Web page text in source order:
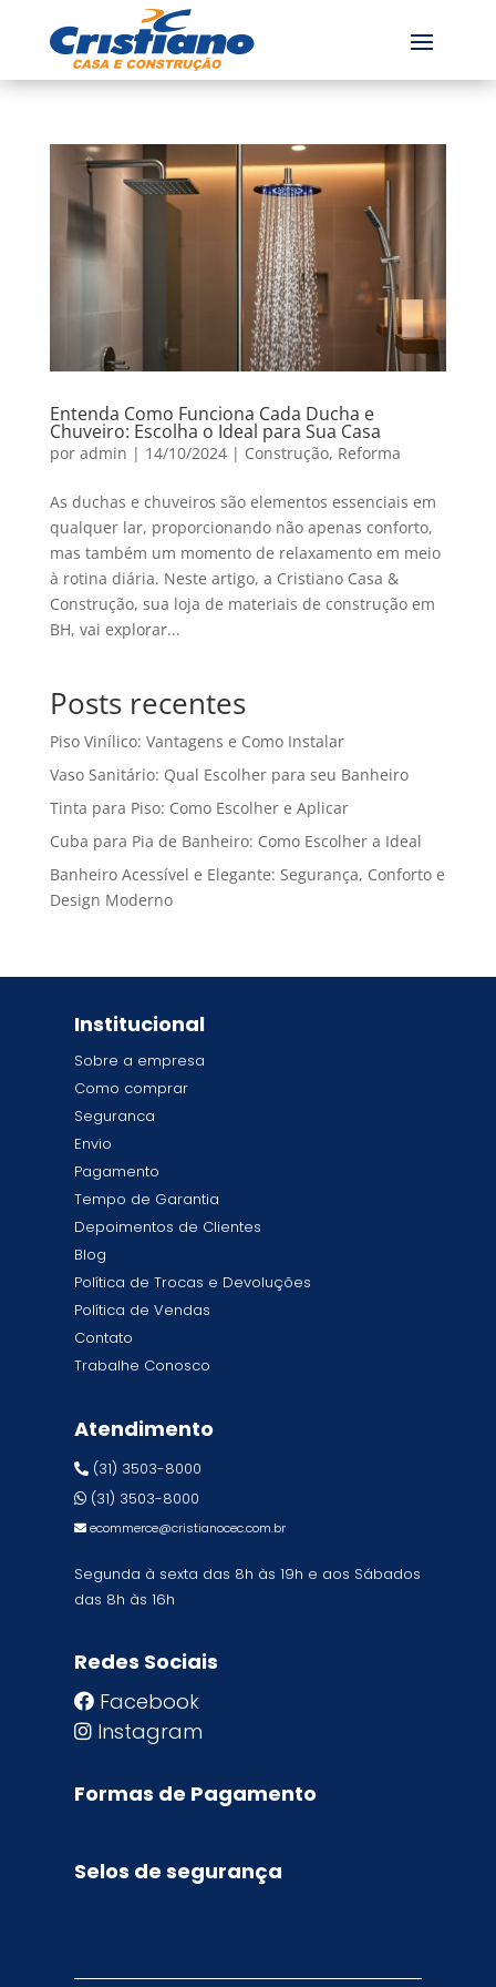
Entenda Como Funciona Cada Ducha e
Chuveiro: Escolha o Ideal para Sua Casa
por admin | 14/10/2024| Construção, Reforma
As duchas e chuveiros são elementos essenciais em
qualquer lar, proporcionando não apenas conforto,
mas também um momento de relaxamento em meio
à rotina diária. Neste artigo, a Cristiano Casa &
Construção, sua loja de materiais de construção em
BH, vai explorar...
Posts recentes
Piso Vinílico: Vantagens e Como Instalar
Vaso Sanitário: Qual Escolher para seu Banheiro
Tinta para Piso: Como Escolher e Aplicar
Cuba para Pia de Banheiro: Como Escolher a Ideal
Banheiro Acessível e Elegante: Segurança, Conforto e
Design Moderno
Institucional
Sobre a empresa
Como comprar
Seguranca
Envio
Pagamento
Tempo de Garantia
Depoimentos de Clientes
Blog
Política de Trocas e Devoluções
Política de Vendas
Contato
Trabalhe Conosco
Atendimento
(31) 3503-8000
(31) 3503-8000
ecommerce@cristianocec.com.br
Segunda à sexta das 8h às 19h e aos Sábados
das 8h às 16h
Redes Sociais
Facebook
Instagram
Formas de Pagamento
Selos de segurança